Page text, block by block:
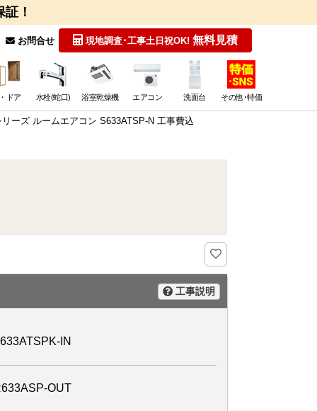
！
お問合せ 現地調査･工事土日祝OK! 無料見積
ドア 水栓(蛇口) 浴室乾燥機 エアコン 洗面台 その他･特価
ーズ ルームエアコン S633ATSP-N 工事費込
工事説明
IN
OUT